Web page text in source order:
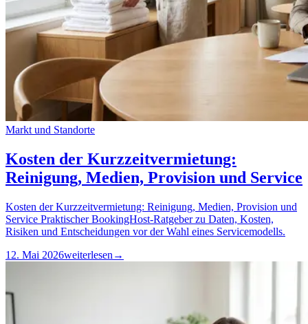
Markt und Standorte
Kosten der Kurzzeitvermietung:
Reinigung, Medien, Provision und Service
Kosten der Kurzzeitvermietung: Reinigung, Medien, Provision und
Service Praktischer BookingHost-Ratgeber zu Daten, Kosten,
Risiken und Entscheidungen vor der Wahl eines Servicemodells.
12. Mai 2026weiterlesen →